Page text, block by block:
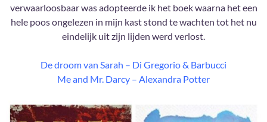
verwaarloosbaar was adopteerde ik het boek waarna het een
hele poos ongelezen in mijn kast stond te wachten tot het nu
eindelijk uit zijn lijden werd verlost.
De droom van Sarah – Di Gregorio & Barbucci
Me and Mr. Darcy – Alexandra Potter